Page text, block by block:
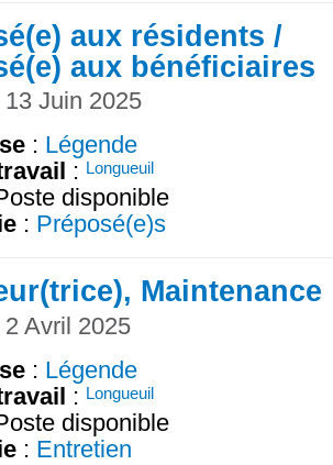
aux résidents /
aux bénéficiaires
Juin 2025
: Légende
: Longueuil
disponible
: Préposé(e)s
Maintenance
Avril 2025
: Légende
: Longueuil
disponible
: Entretien